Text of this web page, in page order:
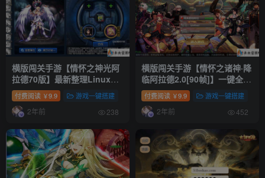
横版闯关手游【情怀之神光阿
拉德70版】最新整理Linux手
工服务端+配套表+WEB管理后
台+GM授权后台+安卓苹果双
端+详细搭建教程
付费阅读 ￥9.9 游戏一键搭建
2年前 238
横版闯关手游【情怀之诸神·降
临阿拉德2.0[90帧]】一键全自
动搭建脚本+Linux手工服务端
+配套表+WEB管理后台+GM
授权后台+安卓苹果双端+详细
付费阅读 ￥9.9 游戏一键搭建
2年前 452